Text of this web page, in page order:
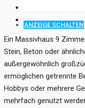
ANZEIGE SCHALTEN
Ein Massivhaus 9
Stein, Beton oder
außergewöhnlich
ermöglichen getrennte
Hobbys oder mehrere
mehrfach genutzt